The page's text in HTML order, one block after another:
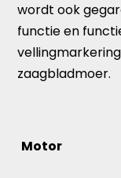
wordt ook
functie en
zaagbladmoer.
Motor